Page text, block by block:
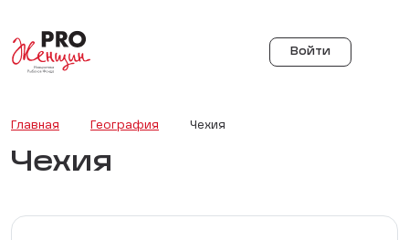
Войти
Главная География Чехия
Чехия